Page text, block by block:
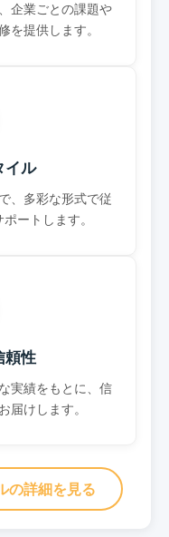
企業ごとの課題や
を提供します。
イル
、多彩な形式で従
ートします。
頼性
実績をもとに、信
届けします。
の詳細を見る